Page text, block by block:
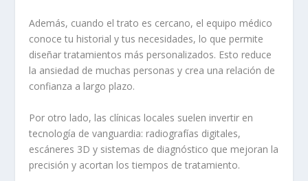
Además, cuando el trato es cercano, el equipo médico
conoce tu historial y tus necesidades, lo que permite
diseñar tratamientos más personalizados. Esto reduce
la ansiedad de muchas personas y crea una relación de
confianza a largo plazo.
Por otro lado, las clínicas locales suelen invertir en
tecnología de vanguardia: radiografías digitales,
escáneres 3D y sistemas de diagnóstico que mejoran la
precisión y acortan los tiempos de tratamiento.